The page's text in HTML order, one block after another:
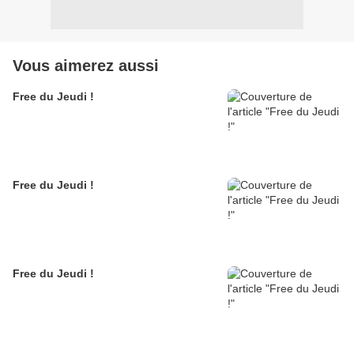
Vous aimerez aussi
Free du Jeudi !
Free du Jeudi !
Free du Jeudi !